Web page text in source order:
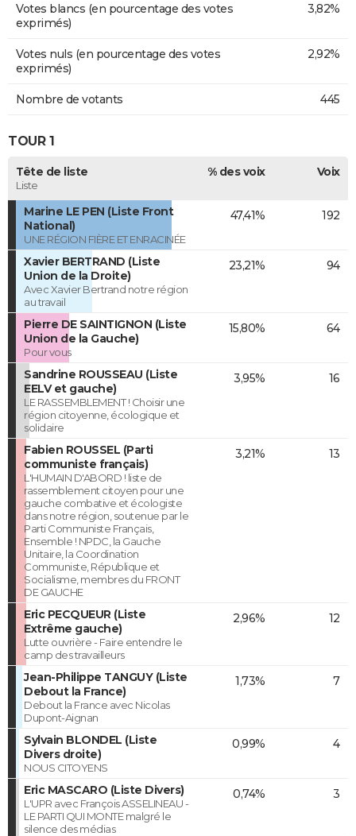
Votes blancs (en pourcentage des votes
exprimés)
3,82%
Votes nuls (en pourcentage des votes
exprimés)
2,92%
Nombre de votants 445
TOUR 1
Tête de liste
Liste
% des voix Voix
Marine LE PEN (Liste Front
National)
UNE RÉGION FIÈRE ET ENRACINÉE
47,41% 192
Xavier BERTRAND (Liste
Union de la Droite)
Avec Xavier Bertrand notre région
au travail
23,21% 94
Pierre DE SAINTIGNON (Liste
Union de la Gauche)
Pour vous
15,80% 64
Sandrine ROUSSEAU (Liste
EELV et gauche)
LE RASSEMBLEMENT ! Choisir une
région citoyenne, écologique et
solidaire
3,95% 16
Fabien ROUSSEL (Parti
communiste français)
L'HUMAIN D'ABORD ! liste de
rassemblement citoyen pour une
gauche combative et écologiste
dans notre région, soutenue par le
Parti Communiste Français,
Ensemble ! NPDC, la Gauche
Unitaire, la Coordination
Communiste, République et
Socialisme, membres du FRONT
DE GAUCHE
3,21% 13
Eric PECQUEUR (Liste
Extrême gauche)
Lutte ouvrière - Faire entendre le
camp des travailleurs
2,96% 12
Jean-Philippe TANGUY (Liste
Debout la France)
Debout la France avec Nicolas
Dupont-Aignan
1,73% 7
Sylvain BLONDEL (Liste
Divers droite)
NOUS CITOYENS
0,99% 4
Eric MASCARO (Liste Divers)
L'UPR avec François ASSELINEAU -
LE PARTI QUI MONTE malgré le
silence des médias
0,74% 3